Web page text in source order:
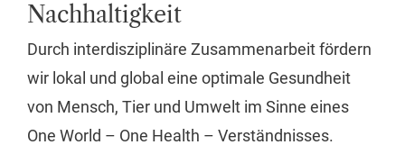
Nachhaltigkeit
Durch interdisziplinäre Zusammenarbeit fördern
wir lokal und global eine optimale Gesundheit
von Mensch, Tier und Umwelt im Sinne eines
One World – One Health – Verständnisses.